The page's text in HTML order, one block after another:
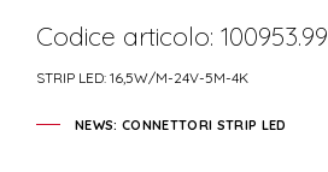
Codice articolo: 100953.99
STRIP LED: 16,5W/M-24V-5M-4K
NEWS: CONNETTORI STRIP LED